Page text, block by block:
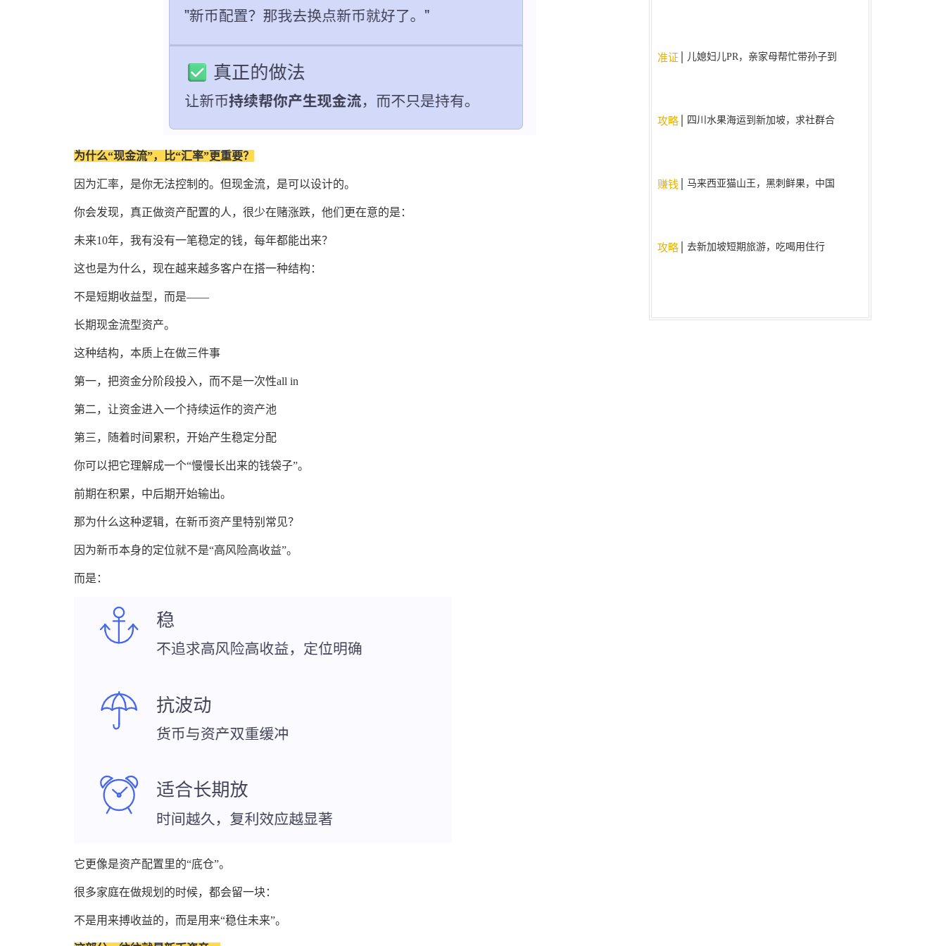
为什么“现金流”，比“汇率”更重要？
因为汇率，是你无法控制的。但现金流，是可以设计的。
你会发现，真正做资产配置的人，很少在赌涨跌，他们更在意的是：
未来10年，我有没有一笔稳定的钱，每年都能出来？
这也是为什么，现在越来越多客户在搭一种结构：
不是短期收益型，而是——
长期现金流型资产。
这种结构，本质上在做三件事
第一，把资金分阶段投入，而不是一次性all in
第二，让资金进入一个持续运作的资产池
第三，随着时间累积，开始产生稳定分配
你可以把它理解成一个“慢慢长出来的钱袋子”。
前期在积累，中后期开始输出。
那为什么这种逻辑，在新币资产里特别常见？
因为新币本身的定位就不是“高风险高收益”。
而是：
它更像是资产配置里的“底仓”。
很多家庭在做规划的时候，都会留一块：
不是用来搏收益的，而是用来“稳住未来”。
准证
儿媳妇儿PR，亲家母帮忙带孙子到
攻略
四川水果海运到新加坡，求社群合
赚钱
马来西亚猫山王，黑刺鲜果，中国
攻略
去新加坡短期旅游，吃喝用住行